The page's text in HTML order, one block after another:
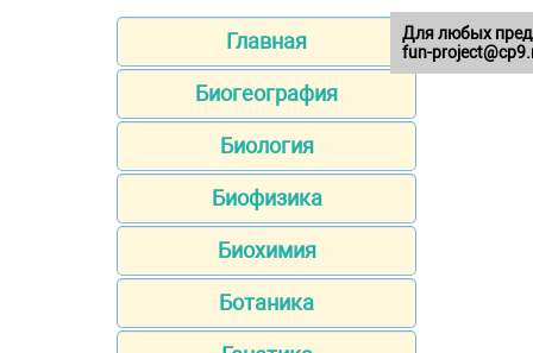
Главная
Биогеография
Биология
Биофизика
Биохимия
Ботаника
Для любых
fun-